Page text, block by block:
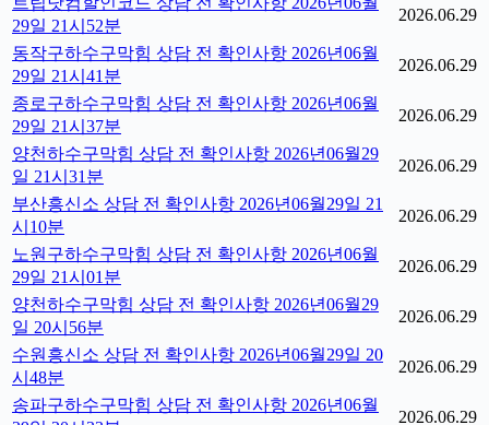
29일 21시52분
2026.06.29
동작구하수구막힘 상담 전 확인사항 2026년06월
29일 21시41분
2026.06.29
종로구하수구막힘 상담 전 확인사항 2026년06월
29일 21시37분
2026.06.29
양천하수구막힘 상담 전 확인사항 2026년06월29
일 21시31분
2026.06.29
부산흥신소 상담 전 확인사항 2026년06월29일 21
시10분
2026.06.29
노원구하수구막힘 상담 전 확인사항 2026년06월
29일 21시01분
2026.06.29
양천하수구막힘 상담 전 확인사항 2026년06월29
일 20시56분
2026.06.29
수원흥신소 상담 전 확인사항 2026년06월29일 20
시48분
2026.06.29
송파구하수구막힘 상담 전 확인사항 2026년06월
2026.06.29